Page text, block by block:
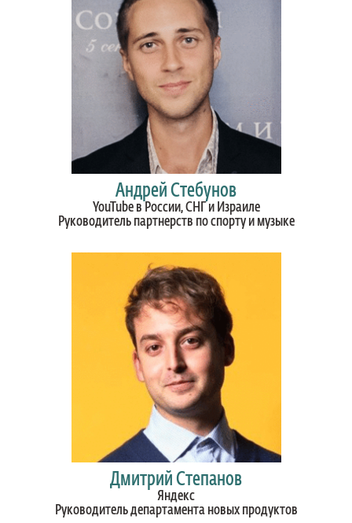
Андрей Стебунов
YouTube в России, СНГ и Израиле
Руководитель партнерств по спорту и музыке
Дмитрий Степанов
Яндекс
Руководитель департамента новых продуктов